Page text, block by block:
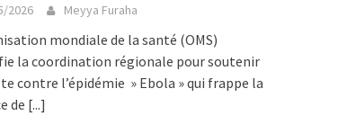
2026 Meyya Furaha
mondiale de la santé (OMS)
la coordination régionale pour soutenir
contre l’épidémie » Ebola » qui frappe la
de [...]